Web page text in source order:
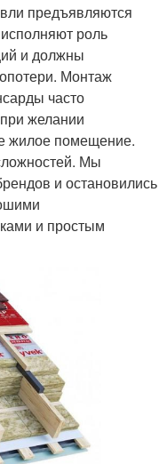
предъявляются
роль
и должны
Монтаж
часто
желании
жилое помещение.
Мы
и остановились
и простым